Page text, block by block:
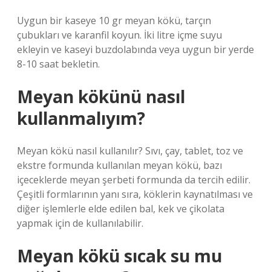
Uygun bir kaseye 10 gr meyan kökü, tarçın
çubukları ve karanfil koyun. İki litre içme suyu
ekleyin ve kaseyi buzdolabında veya uygun bir yerde
8-10 saat bekletin.
Meyan kökünü nasıl
kullanmalıyım?
Meyan kökü nasıl kullanılır? Sıvı, çay, tablet, toz ve
ekstre formunda kullanılan meyan kökü, bazı
içeceklerde meyan şerbeti formunda da tercih edilir.
Çeşitli formlarının yanı sıra, köklerin kaynatılması ve
diğer işlemlerle elde edilen bal, kek ve çikolata
yapmak için de kullanılabilir.
Meyan kökü sıcak su mu